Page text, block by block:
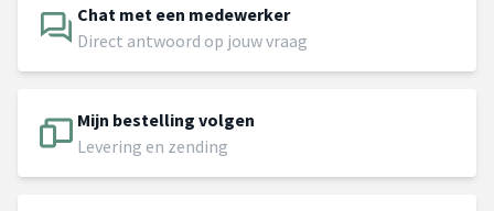
Chat met een medewerker
Direct antwoord op jouw vraag
Mijn bestelling volgen
Levering en zending